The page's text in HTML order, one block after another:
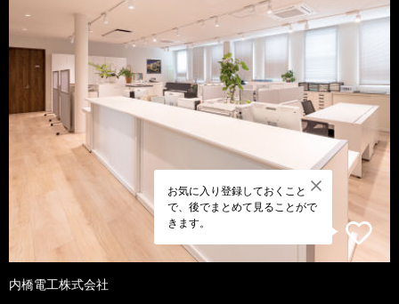
お気に入り登録しておくこと
で、後でまとめて見ることがで
きます。
内橋電工株式会社